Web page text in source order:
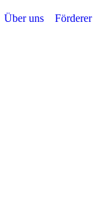
Über uns Förderer